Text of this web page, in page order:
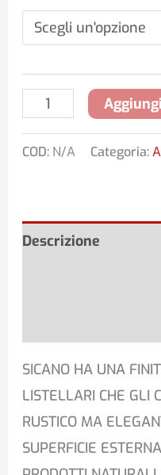
COD: N/A Categoria:
Descrizione
SICANO HA UNA
LISTELLARI CHE GLI
RUSTICO MA
SUPERFICIE